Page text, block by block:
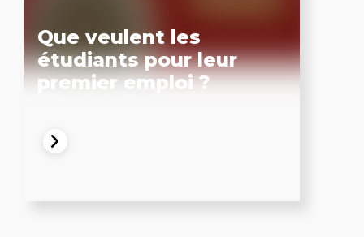
Que veulent les
étudiants pour leur
premier emploi ?